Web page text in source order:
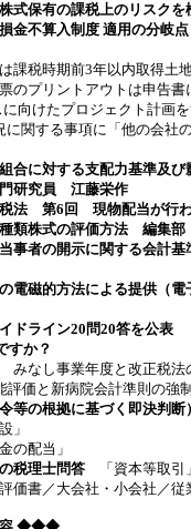
式保有の課税上のリスクを
金不算入制度 適用の分岐点
課税時期前3年以内取得
のプリントアウトは申告
に向けたプロジェクト計画
関する事項に「他の会社
合に対する支配力基準及
研究員 江藤栄作
税法 第6回 現物配当が行
種類株式の評価方法 編集部
事者の開示に関する会計
電磁的方法による提供（
ドライン20問20答を公表
すか？
みなし事業年度と改正税
評価と新病院会計準則の
等の根拠に基づく即決判断
」
の配当」
税理士問答 「資本等取引
価書／大会社・小会社／